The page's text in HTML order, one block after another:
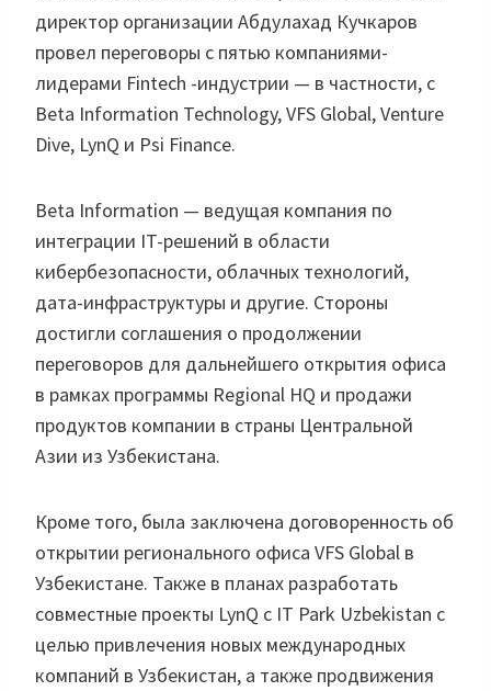
директор организации Абдулахад Кучкаров
провел переговоры с пятью компаниями-
лидерами Fintech -индустрии — в частности, с
Beta Information Technology, VFS Global, Venture
Dive, LynQ и Psi Finance.
Beta Information — ведущая компания по
интеграции IT-решений в области
кибербезопасности, облачных технологий,
дата-инфраструктуры и другие. Стороны
достигли соглашения о продолжении
переговоров для дальнейшего открытия офиса
в рамках программы Regional HQ и продажи
продуктов компании в страны Центральной
Азии из Узбекистана.
Кроме того, была заключена договоренность об
открытии регионального офиса VFS Global в
Узбекистане. Также в планах разработать
совместные проекты LynQ с IT Park Uzbekistan с
целью привлечения новых международных
компаний в Узбекистан, а также продвижения